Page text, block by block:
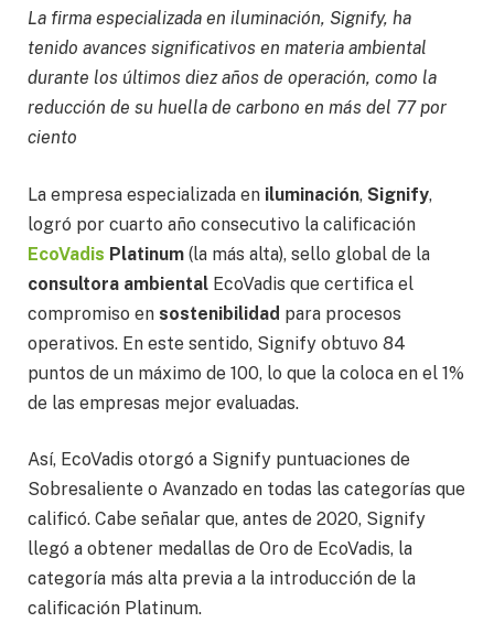
La firma especializada en iluminación, Signify, ha
tenido avances significativos en materia ambiental
durante los últimos diez años de operación, como la
reducción de su huella de carbono en más del 77 por
ciento
La empresa especializada en iluminación, Signify,
logró por cuarto año consecutivo la calificación
EcoVadis Platinum (la más alta), sello global de la
consultora ambiental EcoVadis que certifica el
compromiso en sostenibilidad para procesos
operativos. En este sentido, Signify obtuvo 84
puntos de un máximo de 100, lo que la coloca en el 1%
de las empresas mejor evaluadas.
Así, EcoVadis otorgó a Signify puntuaciones de
Sobresaliente o Avanzado en todas las categorías que
calificó. Cabe señalar que, antes de 2020, Signify
llegó a obtener medallas de Oro de EcoVadis, la
categoría más alta previa a la introducción de la
calificación Platinum.